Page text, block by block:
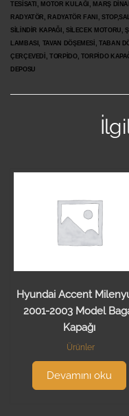
TESİSATI, MOTOR KULAĞI, MARŞ
RADYATÖR, RADYATÖR FANI,
SİLİNDİR KAPAĞI, SİLECEK MOTORU,
LAMBASI, TAVAN DÖŞEMESİ, TABAN
ÇERÇEVEDİ, TORPİDO, TORPİDO
DEPOSU
Hyundai Accent
2001-2003 Model
Kapağı
Ürünler
Devamını oku